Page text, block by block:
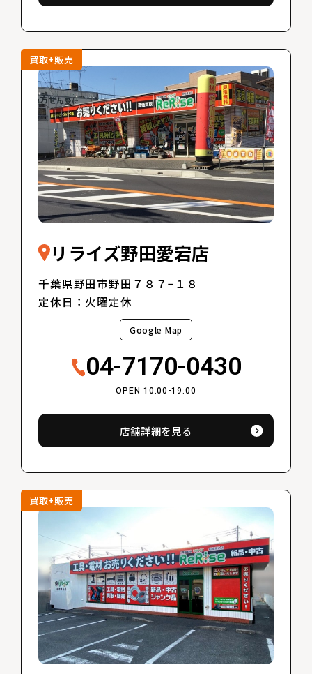
買取+販売
リライズ野田愛宕店
千葉県野田市野田７８７−１８
定休日：火曜定休
Google Map
04-7170-0430
OPEN 10:00-19:00
店舗詳細を見る
買取+販売